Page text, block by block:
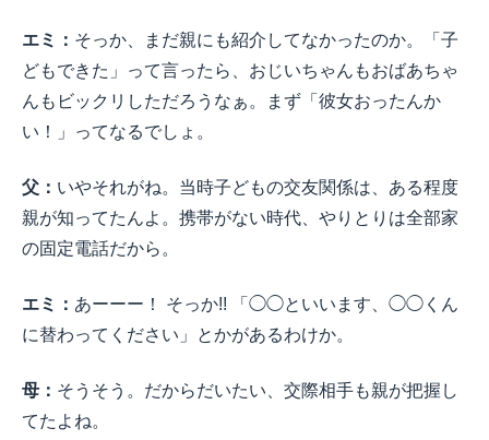
エミ： そっか、まだ親にも紹介してなかったのか。「子
どもできた」って言ったら、おじいちゃんもおばあちゃ
んもビックリしただろうなぁ。まず「彼女おったんか
い！」ってなるでしょ。
父： いやそれがね。当時子どもの交友関係は、ある程度
親が知ってたんよ。携帯がない時代、やりとりは全部家
の固定電話だから。
エミ： あーーー！ そっか!! 「◯◯といいます、◯◯くん
に替わってください」とかがあるわけか。
母： そうそう。だからだいたい、交際相手も親が把握し
てたよね。